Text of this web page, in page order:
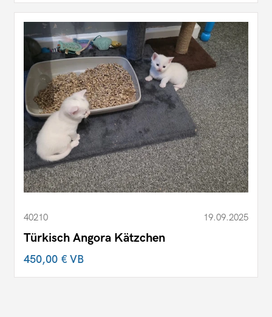
40210 19.09.2025
Türkisch Angora Kätzchen
450,00 €VB